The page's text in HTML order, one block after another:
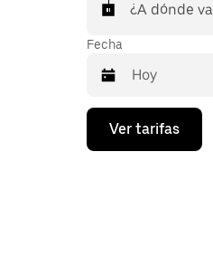
¿A dónde
Fecha
Presiona
flecha
Ver tarifas